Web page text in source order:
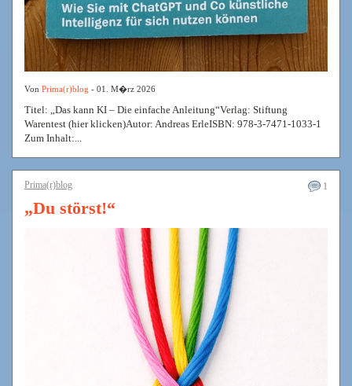
Von Prima(r)blog - 01. M�rz 2026
Titel: „Das kann KI – Die einfache Anleitung“Verlag: Stiftung
Warentest (hier klicken)Autor: Andreas ErleISBN: 978-3-7471-1033-1
Zum Inhalt:...
1
Prima(r)blog
„Du störst!“